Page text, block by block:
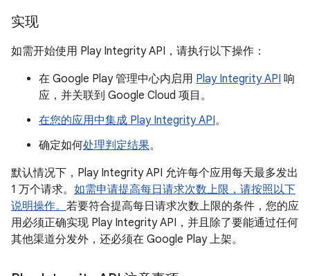
实现
如需开始使用 Play Integrity API，请执行以下操作：
在 Google Play 管理中心内启用 Play Integrity API 响
应，并关联到 Google Cloud 项目。
在您的应用中集成 Play Integrity API。
确定如何处理判定结果。
默认情况下，Play Integrity API 允许每个应用每天最多发出
1 万个请求。 如需申请提高每日请求次数上限，请按照以下
说明操作。 若要符合提高每日请求次数上限的条件，您的应
用必须正确实现 Play Integrity API，并且除了要能通过任何
其他渠道分发外，还必须在 Google Play 上架。